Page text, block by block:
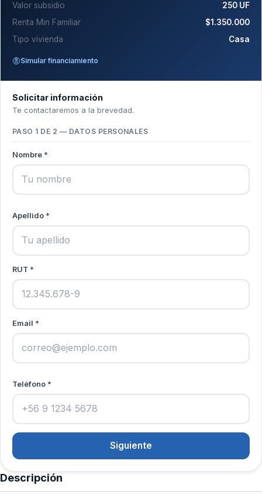
Descripción
Valor subsidio
250 UF
Renta Min Familiar
$1.350.000
Tipo vivienda
Casa
Simular financiamiento
Solicitar información
Te contactaremos a la brevedad.
PASO 1 DE 2 — DATOS PERSONALES
Nombre *
Apellido *
RUT *
Email *
Teléfono *
Siguiente